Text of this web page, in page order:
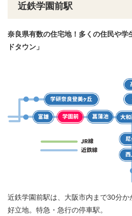
近鉄学園前駅
奈良県有数の住宅地！​多くの住民や学
ドタウン」
近鉄学園前駅は、大阪市内まで30分
好立地。特急・急行の停車駅。